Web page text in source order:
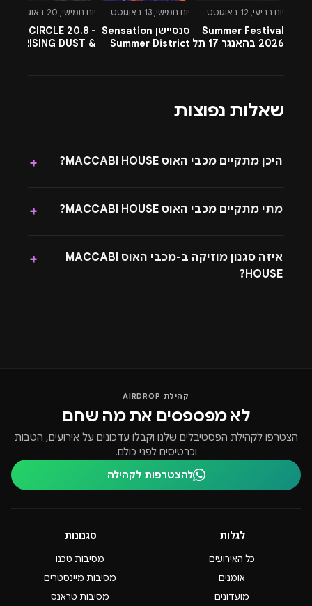
יום רביעי, 12 באוגוסט
Summer Festival
2026 בהאנגר 17 תל
יום חמישי, 13 באוגוסט
סנסיישן Sensation
Summer District
יום חמישי, 20 באוגוסט
CIRCLE 20.8 -
RISING DUST &
שאלות נפוצות
היכן מתקיים מכבי האוס MACCABI HOUSE? +
מתי מתקיים מכבי האוס MACCABI HOUSE? +
איזה סגנון מוזיקה ב-מכבי האוס MACCABI
HOUSE?
+
קהילת AIRDROP
לא מפספסים את מה שחם
הצטרפו לקהילת הפסטיבלים שלנו וקבלו עדכונים על אירועים, הטבות
וכרטיסים לפני כולם.
להצטרפות לקהילה
לגלות
כל האירועים
אומנים
מועדונים
סגנונות
מסיבות טכנו
מסיבות מיינסטרים
מסיבות טראנס